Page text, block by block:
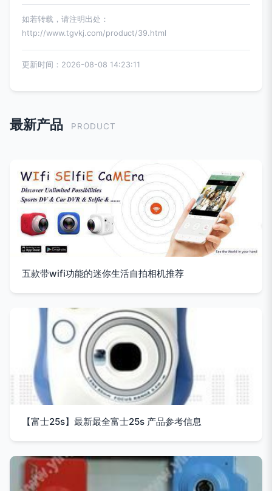
如若转载，请注明出处：
http://www.tgvkj.com/product/39.html
更新时间：2026-08-08 14:23:11
最新产品 PRODUCT
五款带wifi功能的迷你生活自拍相机推荐
【富士25s】最新最全富士25s 产品参考信息